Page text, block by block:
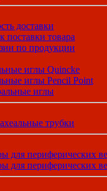
доставки
поставки товара
по продукции
иглы Quincke
иглы Pencil Point
иглы
трубки
для периферических
для периферических